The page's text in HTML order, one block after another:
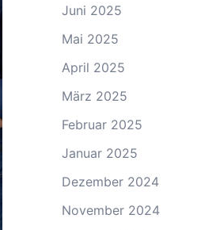
Juni 2025
Mai 2025
April 2025
März 2025
Februar 2025
Januar 2025
Dezember 2024
November 2024